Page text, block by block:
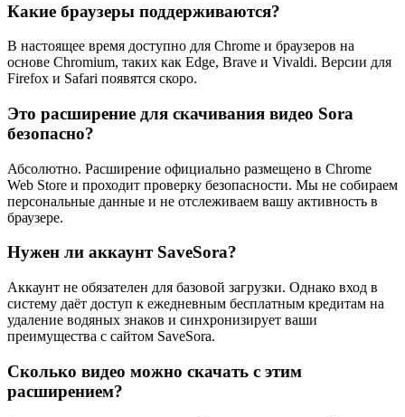
Какие браузеры поддерживаются?
В настоящее время доступно для Chrome и браузеров на
основе Chromium, таких как Edge, Brave и Vivaldi. Версии для
Firefox и Safari появятся скоро.
Это расширение для скачивания видео Sora
безопасно?
Абсолютно. Расширение официально размещено в Chrome
Web Store и проходит проверку безопасности. Мы не собираем
персональные данные и не отслеживаем вашу активность в
браузере.
Нужен ли аккаунт SaveSora?
Аккаунт не обязателен для базовой загрузки. Однако вход в
систему даёт доступ к ежедневным бесплатным кредитам на
удаление водяных знаков и синхронизирует ваши
преимущества с сайтом SaveSora.
Сколько видео можно скачать с этим
расширением?